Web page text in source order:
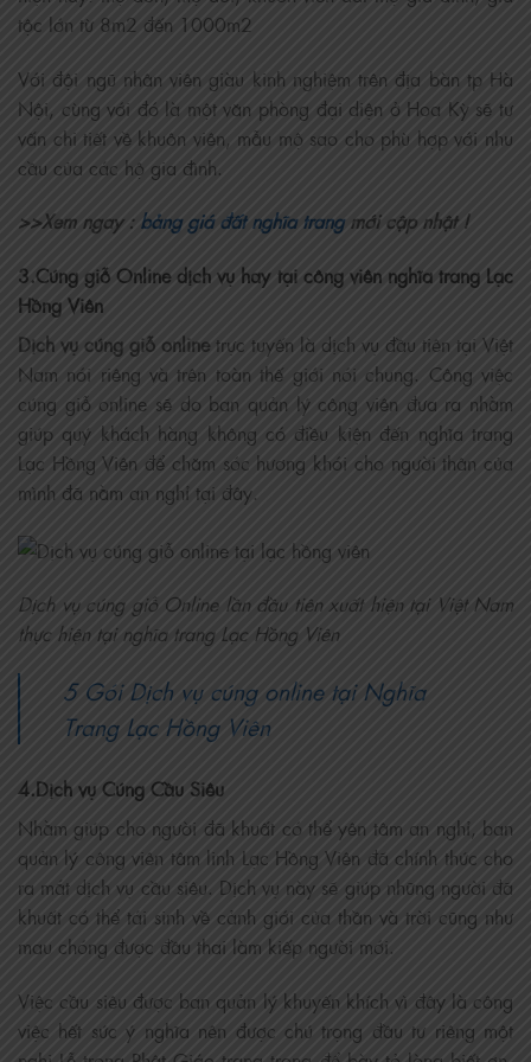
tộc lớn từ 8m2 đến 1000m2
Với đội ngũ nhân viên giàu kinh nghiệm trên địa bàn tp Hà
Nội, cùng với đó là một văn phòng đại diện ở Hoa Kỳ sẽ tư
vấn chi tiết về khuôn viên, mẫu mộ sao cho phù hợp với nhu
cầu của các hộ gia đình.
>>Xem ngay : bảng giá đất nghĩa trangmới cập nhật !
3.Cúng giỗ Online dịch vụ hay tại công viên nghĩa trang Lạc
Hồng Viên
Dịch vụ cúng giỗ onlinetrực tuyến là dịch vụ đầu tiên tại Việt
Nam nói riêng và trên toàn thế giới nói chung. Công việc
cúng giỗ online sẽ do ban quản lý công viên đưa ra nhằm
giúp quý khách hàng không có điều kiện đến nghĩa trang
Lạc Hồng Viên để chăm sóc hương khói cho người thân của
mình đã nằm an nghỉ tại đây.
Dịch vụ cúng giỗ Online lần đầu tiên xuất hiện tại Việt Nam
thực hiện tại nghĩa trang Lạc Hồng Viên
5 Gói Dịch vụ cúng online tại Nghĩa
Trang Lạc Hồng Viên
4.Dịch vụ Cúng Cầu Siêu
Nhằm giúp cho người đã khuất có thể yên tâm an nghỉ, ban
quản lý công viên tâm linh Lạc Hồng Viên đã chính thức cho
ra mắt dịch vụ cầu siêu. Dịch vụ này sẽ giúp những người đã
khuất có thể tái sinh về cảnh giới của thần và trời cũng như
mau chóng được đầu thai làm kiếp người mới.
Việc cầu siêu được ban quản lý khuyến khích vì đây là công
việc hết sức ý nghĩa nên được chú trọng đầu tư riêng một